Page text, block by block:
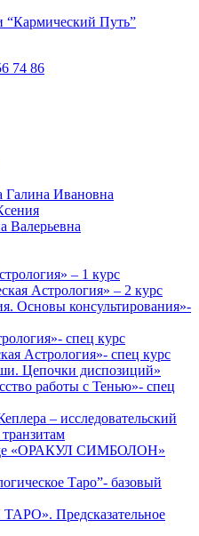
“Кармический Путь”
74 86
Галина Ивановна
Валерьевна
– 1 курс
Астрология» – 2 курс
Основы консультирования»-
спец курс
Астрология»- спец курс
Цепочки диспозиций»
работы с Тенью»- спец
– исследовательский
«ОРАКУЛ СИМБОЛОН»
Таро”- базовый
Предсказательное